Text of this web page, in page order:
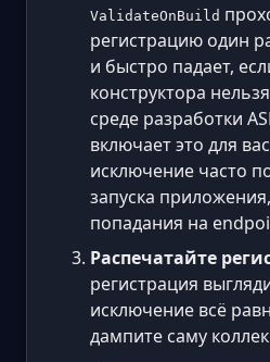
ValidateOnBuild
регистрацию один
и быстро падает,
конструктора
среде разработки
включает это для
исключение часто
запуска
попадания на
Распечатайте
регистрация
исключение всё
дампите саму